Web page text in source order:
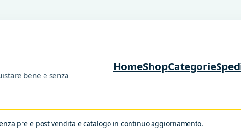
F
bene e senza
HomeShopCategorie
pre e post vendita e catalogo in continuo aggiornamento.